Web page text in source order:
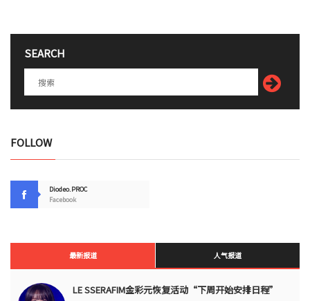
SEARCH
FOLLOW
Diodeo.PROC
Facebook
最新报道 人气报道
LE SSERAFIM金彩元恢复活动“下周开始安排日程”